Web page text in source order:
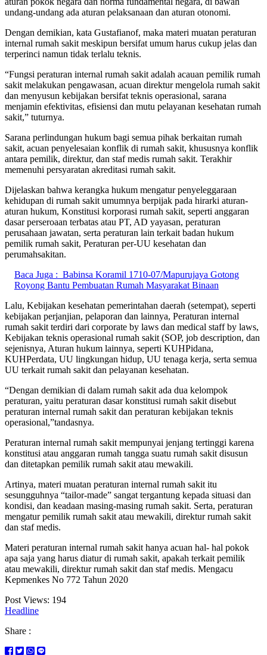
undang-undang ada aturan pelaksanaan dan aturan otonomi.
Dengan demikian, kata Gustafianof, maka materi muatan peraturan
internal rumah sakit meskipun bersifat umum harus cukup jelas dan
terperinci namun tidak terlalu teknis.
“Fungsi peraturan internal rumah sakit adalah acauan pemilik rumah
sakit melakukan pengawasan, acuan direktur mengelola rumah sakit
dan menyusun kebijakan bersifat teknis operasional, sarana
menjamin efektivitas, efisiensi dan mutu pelayanan kesehatan rumah
sakit,” tuturnya.
Sarana perlindungan hukum bagi semua pihak berkaitan rumah
sakit, acuan penyelesaian konflik di rumah sakit, khususnya konflik
antara pemilik, direktur, dan staf medis rumah sakit. Terakhir
memenuhi persyaratan akreditasi rumah sakit.
Dijelaskan bahwa kerangka hukum mengatur penyeleggaraan
kehidupan di rumah sakit umumnya berpijak pada hirarki aturan-
aturan hukum, Konstitusi korporasi rumah sakit, seperti anggaran
dasar perseroaan terbatas atau PT, AD yayasan, peraturan
perusahaan jawatan, serta peraturan lain terkait badan hukum
pemilik rumah sakit, Peraturan per-UU kesehatan dan
perumahsakitan.
Baca Juga : Babinsa Koramil 1710-07/Mapurujaya Gotong
Royong Bantu Pembuatan Rumah Masyarakat Binaan
Lalu, Kebijakan kesehatan pemerintahan daerah (setempat), seperti
kebijakan perjanjian, pelaporan dan lainnya, Peraturan internal
rumah sakit terdiri dari corporate by laws dan medical staff by laws,
Kebijakan teknis operasional rumah sakit (SOP, job description, dan
sejenisnya, Aturan hukum lainnya, seperti KUHPidana,
KUHPerdata, UU lingkungan hidup, UU tenaga kerja, serta semua
UU terkait rumah sakit dan pelayanan kesehatan.
“Dengan demikian di dalam rumah sakit ada dua kelompok
peraturan, yaitu peraturan dasar konstitusi rumah sakit disebut
peraturan internal rumah sakit dan peraturan kebijakan teknis
operasional,”tandasnya.
Peraturan internal rumah sakit mempunyai jenjang tertinggi karena
konstitusi atau anggaran rumah tangga suatu rumah sakit disusun
dan ditetapkan pemilik rumah sakit atau mewakili.
Artinya, materi muatan peraturan internal rumah sakit itu
sesungguhnya “tailor-made” sangat tergantung kepada situasi dan
kondisi, dan keadaan masing-masing rumah sakit. Serta, peraturan
mengatur pemilik rumah sakit atau mewakili, direktur rumah sakit
dan staf medis.
Materi peraturan internal rumah sakit hanya acuan hal- hal pokok
apa saja yang harus diatur di rumah sakit, apakah terkait pemilik
atau mewakili, direktur rumah sakit dan staf medis. Mengacu
Kepmenkes No 772 Tahun 2020
Post Views: 194
Headline
Share :